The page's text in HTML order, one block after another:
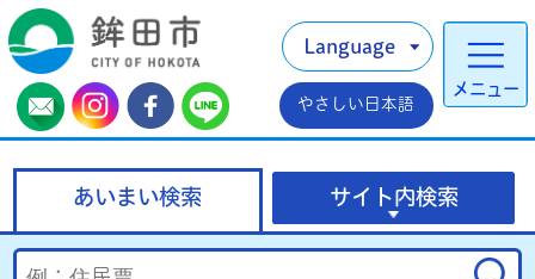
メニュー
Language
やさしい日本語
あいまい検索 サイト内検索